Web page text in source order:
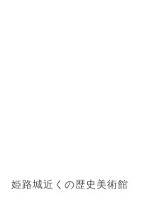
姫路城近くの歴史美術館